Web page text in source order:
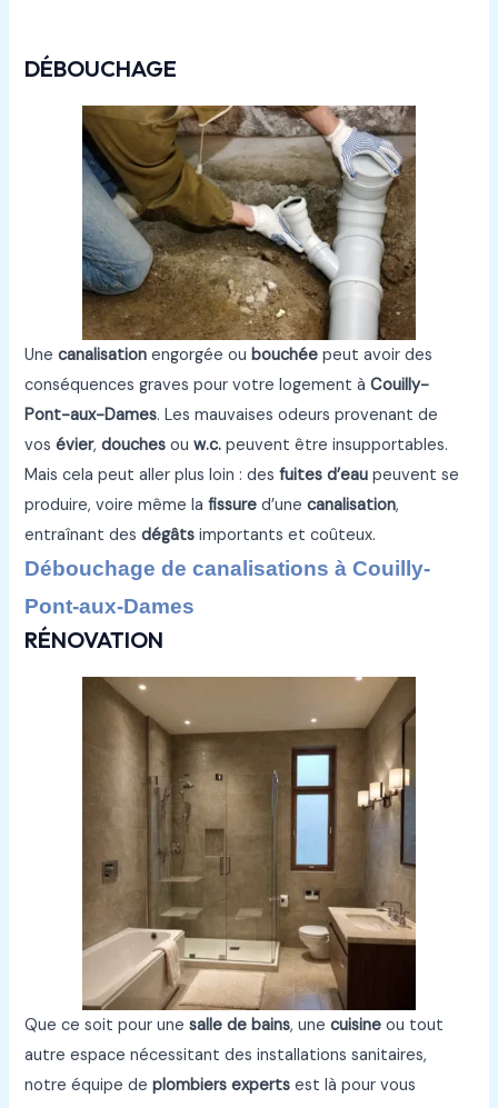
DÉBOUCHAGE
Unecanalisation engorgée oubouchée peut avoir des
conséquences graves pour votre logement àCouilly-
Pont-aux-Dames. Les mauvaises odeurs provenant de
vosévier,douches ouw.c. peuvent être insupportables.
Mais cela peut aller plus loin : desfuites d’eau peuvent se
produire, voire même lafissure d’unecanalisation,
entraînant desdégâts importants et coûteux.
Débouchage de canalisations à Couilly-
Pont-aux-Dames
RÉNOVATION
Que ce soit pour unesalle de bains, unecuisine ou tout
autre espace nécessitant des installations sanitaires,
notre équipe deplombiers experts est là pour vous